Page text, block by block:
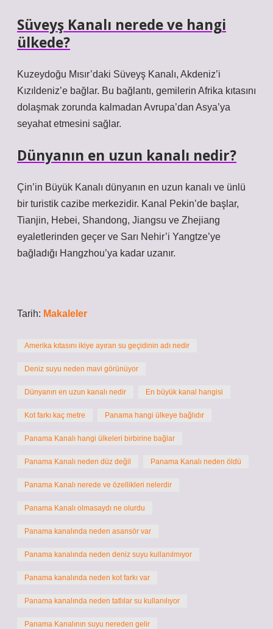
Süveyş Kanalı nerede ve hangi
ülkede?
Kuzeydoğu Mısır’daki Süveyş Kanalı, Akdeniz’i
Kızıldeniz’e bağlar. Bu bağlantı, gemilerin Afrika kıtasını
dolaşmak zorunda kalmadan Avrupa’dan Asya’ya
seyahat etmesini sağlar.
Dünyanın en uzun kanalı nedir?
Çin’in Büyük Kanalı dünyanın en uzun kanalı ve ünlü
bir turistik cazibe merkezidir. Kanal Pekin’de başlar,
Tianjin, Hebei, Shandong, Jiangsu ve Zhejiang
eyaletlerinden geçer ve Sarı Nehir’i Yangtze’ye
bağladığı Hangzhou’ya kadar uzanır.
Tarih: Makaleler
Amerika kıtasını ikiye ayıran su geçidinin adı nedir
Deniz suyu neden mavi görünüyor
Dünyanın en uzun kanalı nedir En büyük kanal hangisi
Kot farkı kaç metre Panama hangi ülkeye bağlıdır
Panama Kanalı hangi ülkeleri birbirine bağlar
Panama Kanalı neden düz değil Panama Kanalı neden öldü
Panama Kanalı nerede ve özellikleri nelerdir
Panama Kanalı olmasaydı ne olurdu
Panama kanalında neden asansör var
Panama kanalında neden deniz suyu kullanılmıyor
Panama kanalında neden kot farkı var
Panama kanalında neden tatlılar su kullanılıyor
Panama Kanalının suyu nereden gelir